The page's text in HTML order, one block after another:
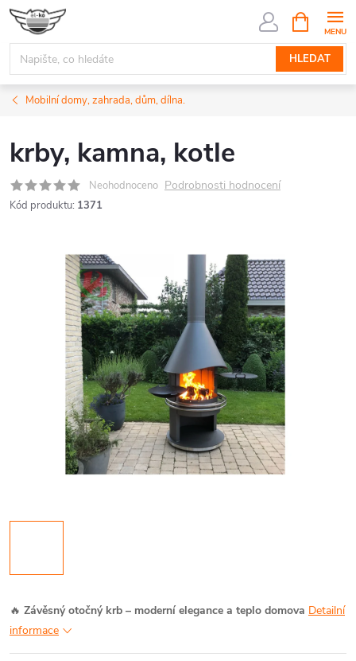
Přejít
obsah
HLEDAT
NÁKUPNÍ
KOŠÍK
Mobilní domy, zahrada, dům, dílna.
krby, kamna, kotle
Neohodnoceno Podrobnosti hodnocení
Kód produktu: 1371
🔥 Závěsný otočný krb – moderní elegance a teplo domova Detailní
informace